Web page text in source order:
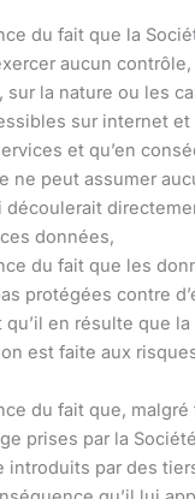
du fait que la
aucun
sur la nature ou les
sur internet
et qu’en
ne peut assumer
découlerait
données,
du fait que les
protégées contre
en résulte que
est faite aux
du fait que,
prises par la
introduits par des